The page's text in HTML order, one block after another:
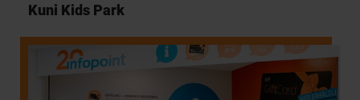
Kuni Kids Park